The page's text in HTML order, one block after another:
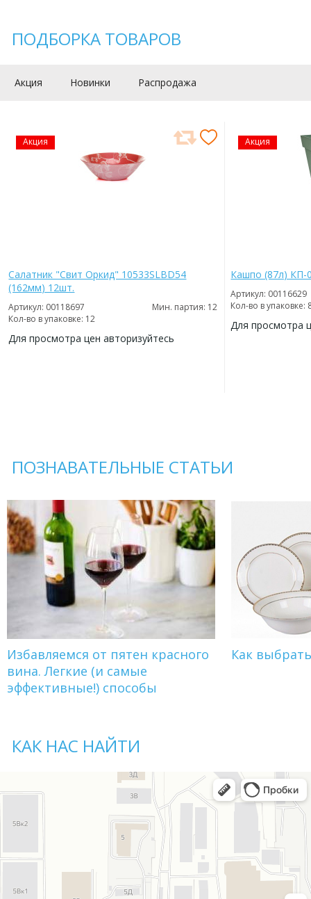
ПОДБОРКА ТОВАРОВ
Акция Новинки Распродажа
Акция
Салатник "Свит Оркид" 10533SLBD54
(162мм) 12шт.
Артикул: 00118697
Мин. партия: 12
Кол-во в упаковке: 12
Для просмотра цен авторизуйтесь
Акция
Кашпо (87л) КП-
Артикул: 00116629
Кол-во в упаковке:
Для просмотра
ПОЗНАВАТЕЛЬНЫЕ СТАТЬИ
Избавляемся от пятен красного
вина. Легкие (и самые
эффективные!) способы
Как
КАК НАС НАЙТИ